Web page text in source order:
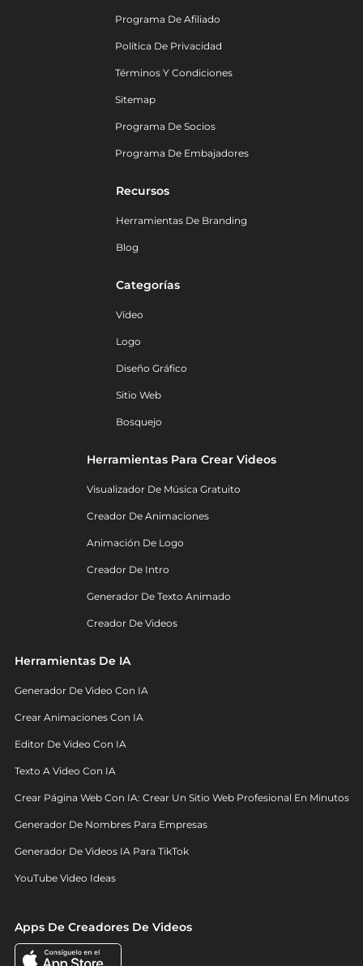
Programa De Afiliado
Política De Privacidad
Términos Y Condiciones
Sitemap
Programa De Socios
Programa De Embajadores
Recursos
Herramientas De Branding
Blog
Categorías
Vídeo
Logo
Diseño Gráfico
Sitio Web
Bosquejo
Herramientas Para Crear Videos
Visualizador De Música Gratuito
Creador De Animaciones
Animación De Logo
Creador De Intro
Generador De Texto Animado
Creador De Videos
Herramientas De IA
Generador De Video Con IA
Crear Animaciones Con IA
Editor De Video Con IA
Texto A Video Con IA
Crear Página Web Con IA: Crear Un Sitio Web Profesional En Minutos
Generador De Nombres Para Empresas
Generador De Videos IA Para TikTok
YouTube Video Ideas
Apps De Creadores De Videos